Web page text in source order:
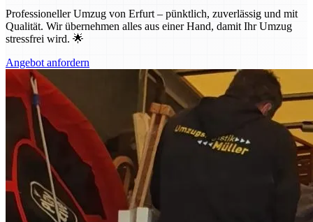
Professioneller Umzug von Erfurt – pünktlich, zuverlässig und mit
Qualität. Wir übernehmen alles aus einer Hand, damit Ihr Umzug
stressfrei wird. 🌟
Angebot anfordern